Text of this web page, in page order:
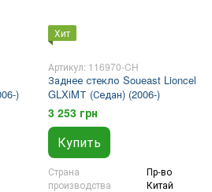
)
Хит
Артикул: 116970-CH
Заднее стекло Soueast Lioncel
GLXiMТ (Седан) (2006-)
3 253 грн
Купить
Страна
производства
Пр-во
Китай